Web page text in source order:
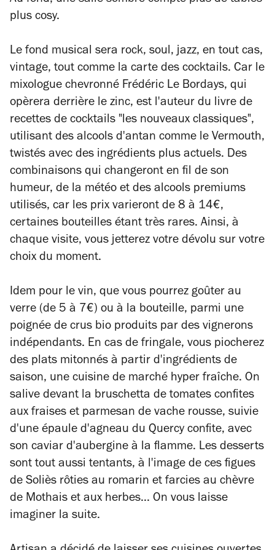
plus cosy.
Le fond musical sera rock, soul, jazz, en tout cas,
vintage, tout comme la carte des cocktails. Car le
mixologue chevronné Frédéric Le Bordays, qui
opèrera derrière le zinc, est l'auteur du livre de
recettes de cocktails "les nouveaux classiques",
utilisant des alcools d'antan comme le Vermouth,
twistés avec des ingrédients plus actuels. Des
combinaisons qui changeront en fil de son
humeur, de la météo et des alcools premiums
utilisés, car les prix varieront de 8 à 14€,
certaines bouteilles étant très rares. Ainsi, à
chaque visite, vous jetterez votre dévolu sur votre
choix du moment.
Idem pour le vin, que vous pourrez goûter au
verre (de 5 à 7€) ou à la bouteille, parmi une
poignée de crus bio produits par des vignerons
indépendants. En cas de fringale, vous piocherez
des plats mitonnés à partir d'ingrédients de
saison, une cuisine de marché hyper fraîche. On
salive devant la bruschetta de tomates confites
aux fraises et parmesan de vache rousse, suivie
d'une épaule d'agneau du Quercy confite, avec
son caviar d'aubergine à la flamme. Les desserts
sont tout aussi tentants, à l'image de ces figues
de Soliès rôties au romarin et farcies au chèvre
de Mothais et aux herbes... On vous laisse
imaginer la suite.